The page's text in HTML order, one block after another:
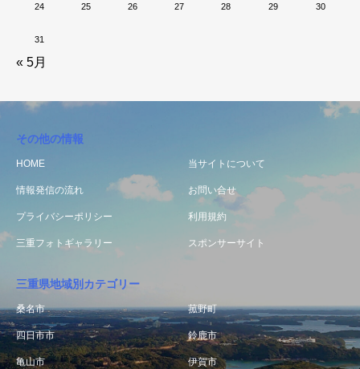
24 25 26 27 28 29 30
31
« 5月
その他の情報
HOME 当サイトについて
情報発信の流れ お問い合せ
プライバシーポリシー 利用規約
三重フォトギャラリー スポンサーサイト
三重県地域別カテゴリー
桑名市 菰野町
四日市市 鈴鹿市
亀山市 伊賀市